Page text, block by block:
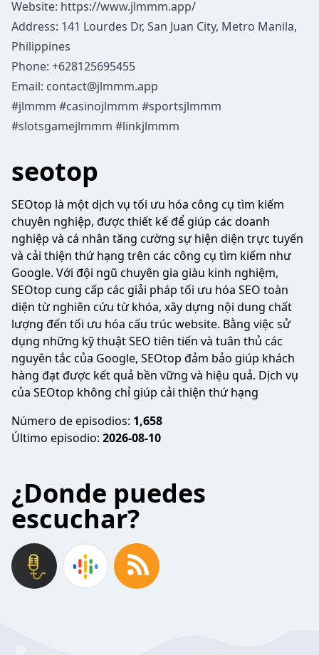
Website: https://www.jlmmm.app/
Address: 141 Lourdes Dr, San Juan City, Metro Manila,
Philippines
Phone: +628125695455
Email: contact@jlmmm.app
#jlmmm #casinojlmmm #sportsjlmmm
#slotsgamejlmmm #linkjlmmm
seotop
SEOtop là một dịch vụ tối ưu hóa công cụ tìm kiếm
chuyên nghiệp, được thiết kế để giúp các doanh
nghiệp và cá nhân tăng cường sự hiện diện trực tuyến
và cải thiện thứ hạng trên các công cụ tìm kiếm như
Google. Với đội ngũ chuyên gia giàu kinh nghiệm,
SEOtop cung cấp các giải pháp tối ưu hóa SEO toàn
diện từ nghiên cứu từ khóa, xây dựng nội dung chất
lượng đến tối ưu hóa cấu trúc website. Bằng việc sử
dụng những kỹ thuật SEO tiên tiến và tuân thủ các
nguyên tắc của Google, SEOtop đảm bảo giúp khách
hàng đạt được kết quả bền vững và hiệu quả. Dịch vụ
của SEOtop không chỉ giúp cải thiện thứ hạng
Número de episodios: 1,658
Último episodio: 2026-08-10
¿Donde puedes
escuchar?